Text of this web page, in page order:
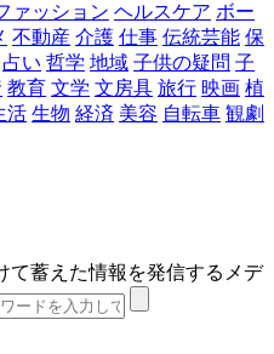
ァッション ヘルスケア ボー
不動産 介護 仕事 伝統芸能 保
占い 哲学 地域 子供の疑問 子
教育 文学 文房具 旅行 映画 植
活 生物 経済 美容 自転車 観劇
て蓄えた情報を発信するメデ